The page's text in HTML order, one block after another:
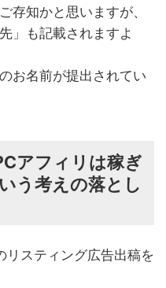
存知かと思いますが、
」も記載されますよ
お名前が提出されてい
アフィリは稼ぎ
う考えの落とし
リスティング広告出稿を